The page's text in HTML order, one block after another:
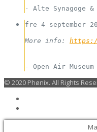
- Alte Synagoge &
fre 4 september
More info:
- Open Air
© 2020 Phønix. All Rights